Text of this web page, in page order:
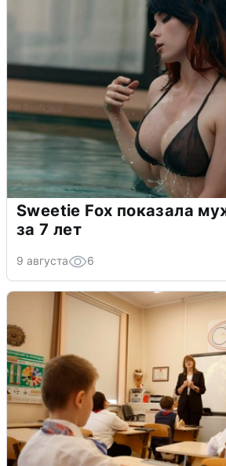
Sweetie Fox показала
за 7 лет
9 августа 6